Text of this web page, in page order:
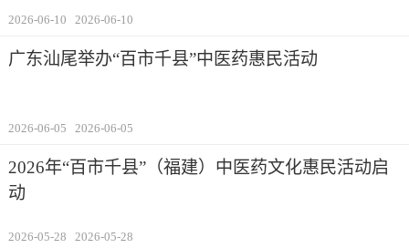
2026-06-10 2026-06-10
广东汕尾举办“百市千县”中医药惠民活动
2026-06-05 2026-06-05
2026年“百市千县”（福建）中医药文化惠民活动启
动
2026-05-28 2026-05-28